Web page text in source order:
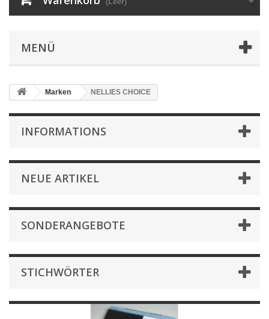
MENÜ
Marken NELLIES CHOICE
INFORMATIONS
NEUE ARTIKEL
SONDERANGEBOTE
STICHWÖRTER